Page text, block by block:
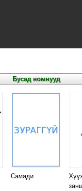
Бусад номнууд
Самади